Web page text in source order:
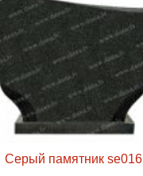
Серый памятник se016